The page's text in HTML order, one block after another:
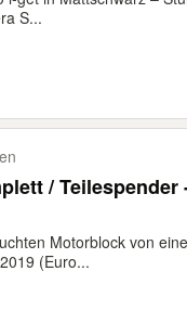
S...
/ Teilespender
Motorblock von
(Euro...